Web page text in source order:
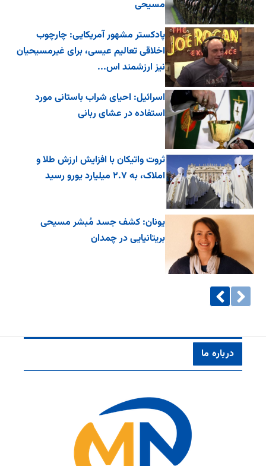
مسیحی
پادکستر مشهور آمریکایی: چارچوب
اخلاقی تعالیم عیسی، برای غیرمسیحیان
نیز ارزشمند اس...
اسرائیل: احیای شراب باستانی مورد
استفاده در عشای ربانی
ثروت واتیکان با افزایش ارزش طلا و
املاک، به ۲.۷ میلیارد یورو رسید
یونان: کشف جسد مُبشر مسیحی
بریتانیایی در چمدان
درباره ما